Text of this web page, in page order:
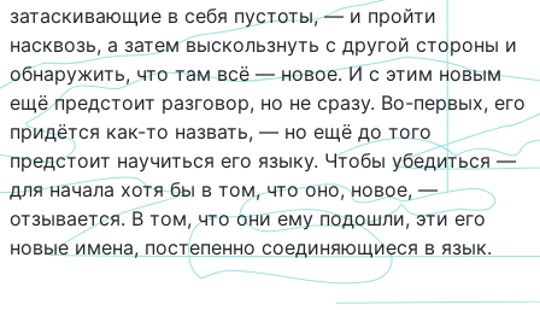
затаскивающие в себя пустоты, — и пройти
насквозь, а затем выскользнуть с другой стороны и
обнаружить, что там всё — новое. И с этим новым
ещё предстоит разговор, но не сразу. Во-первых, его
придётся как-то назвать, — но ещё до того
предстоит научиться его языку. Чтобы убедиться —
для начала хотя бы в том, что оно, новое, —
отзывается. В том, что они ему подошли, эти его
новые имена, постепенно соединяющиеся в язык.